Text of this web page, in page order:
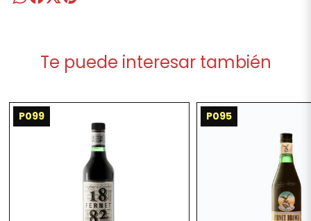
Te puede interesar también
P099 P095